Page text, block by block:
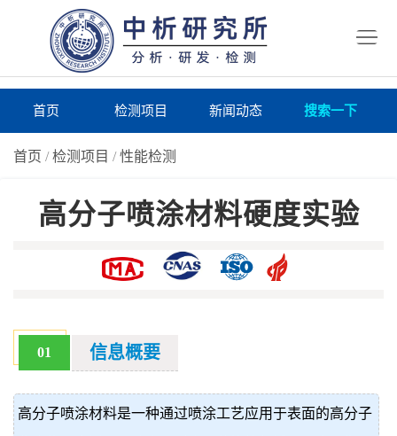
首页 检测项目 新闻动态 搜索一下
首页 /检测项目 /性能检测
高分子喷涂材料硬度实验
01 信息概要
高分子喷涂材料是一种通过喷涂工艺应用于表面的高分子
价
真